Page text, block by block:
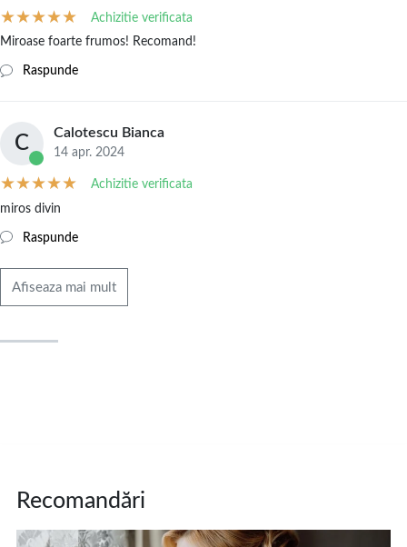
Achizitie verificata
Miroase foarte frumos! Recomand!
Raspunde
C Calotescu Bianca
14 apr. 2024
Achizitie verificata
miros divin
Raspunde
Afiseaza mai mult
Recomandări